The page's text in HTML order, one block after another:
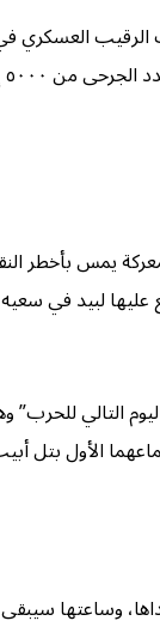
الرقيب العسكري
يمس بأخطر
عليها لبيد في
التالي
الأول بتل
وساعتها سيبقى